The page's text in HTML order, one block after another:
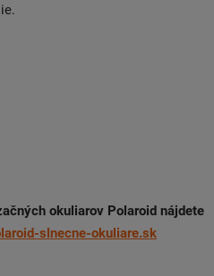
okuliarov Polaroid nájdete
slnecne-okuliare.sk